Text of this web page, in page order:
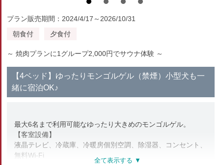
プラン販売期間：2024/4/17～2026/10/31
朝食付
夕食付
～ 焼肉プランに1グループ2,000円でサウナ体験 ～
【4ベッド】ゆったりモンゴルゲル（禁煙）小型犬も一
緒に宿泊OK♪
最大6名まで利用可能なゆったり大きめのモンゴルゲル。
【客室設備】
液晶テレビ、冷蔵庫、冷暖房個別空調、除湿器、コンセント、
無料Wi-Fi